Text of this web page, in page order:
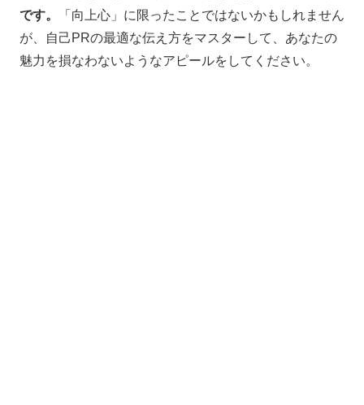
です。
「向上心」に限ったことではないかもしれません
が、自己PRの最適な伝え方をマスターして、あなたの
魅力を損なわないようなアピールをしてください。